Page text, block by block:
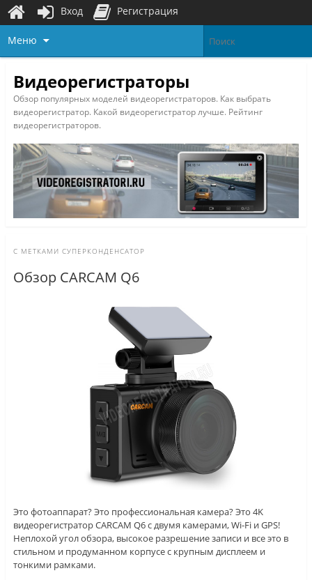
Меню
Видеорегистраторы
Обзор популярных моделей видеорегистраторов. Как выбрать
видеорегистратор. Какой видеорегистратор лучше. Рейтинг
видеорегистраторов.
С МЕТКАМИ СУПЕРКОНДЕНСАТОР
Обзор CARCAM Q6
Это фотоаппарат? Это профессиональная камера? Это 4K
видеорегистратор CARCAM Q6 с двумя камерами, Wi-Fi и GPS!
Неплохой угол обзора, высокое разрешение записи и все это в
стильном и продуманном корпусе с крупным дисплеем и
тонкими рамками.
Вход Регистрация